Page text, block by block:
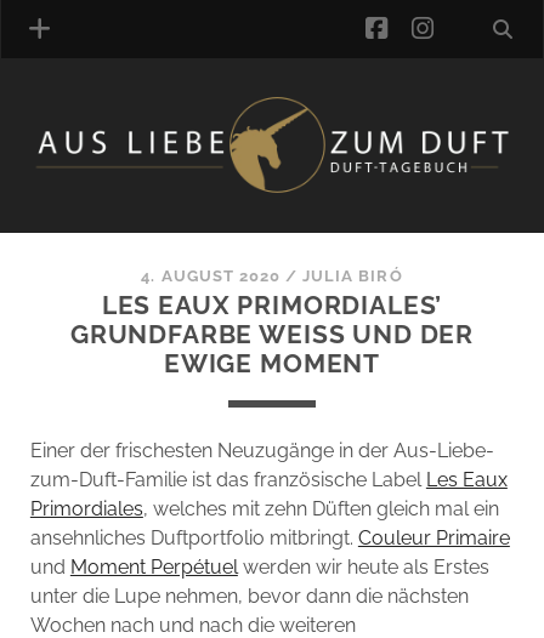
MANUFAKTUREN
DUFTNOTEN
KOMMENTARE
KATEGORIEN
ARTIKEL-ARCHIV
ONLINE-SHOP
DAS ALZD-TEAM
facebook
4. AUGUST 2020 /JULIA BIRÓ
LES EAUX PRIMORDIALES’
GRUNDFARBE WEISS UND DER E
WIGE MOMENT
Einer der frischesten Neuzugänge in der Aus-Liebe-
zum-Duft-Familie ist das französische Label Les Eaux
Primordiales, welches mit zehn Düften gleich mal ein
ansehnliches Duftportfolio mitbringt. Couleur Primaire
und Moment Perpétuelwerden wir heute als Erstes
unter die Lupe nehmen, bevor dann die nächsten
Wochen nach und nach die weiteren